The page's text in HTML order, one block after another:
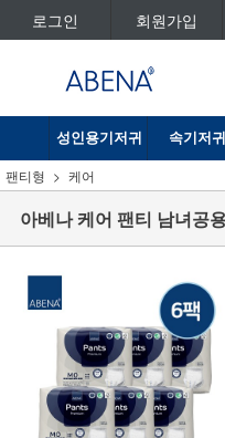
로그인 회원가입
성인용기저귀 속기저귀
팬티형 케어
아베나 케어 팬티 남녀공